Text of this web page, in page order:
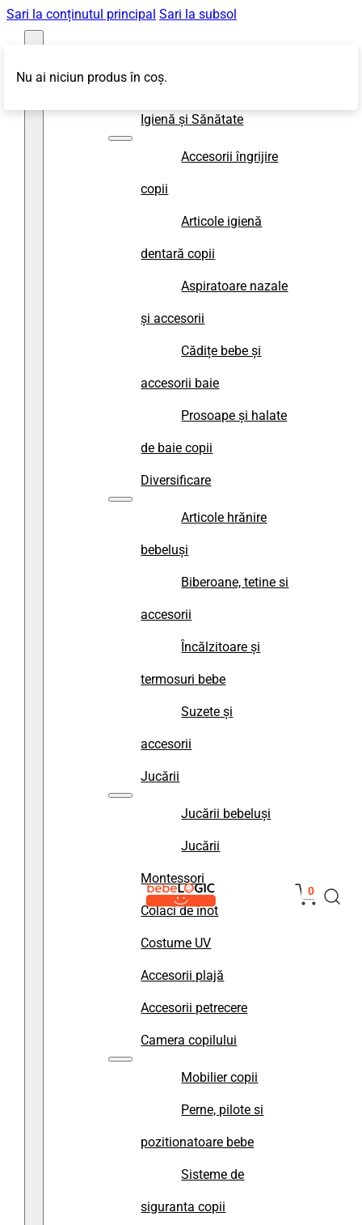
Sari la conținutul principal Sari la subsol
Igienă și Sănătate
Accesorii îngrijire
copii
Articole igienă
dentară copii
Aspiratoare nazale
și accesorii
Cădițe bebe și
accesorii baie
Prosoape și halate
de baie copii
Diversificare
Articole hrănire
bebeluși
Biberoane, tetine si
accesorii
Încălzitoare și
termosuri bebe
Suzete și
accesorii
Jucării
Jucării bebeluși
Jucării
Montessori
Colaci de înot
Costume UV
Accesorii plajă
Accesorii petrecere
Camera copilului
Mobilier copii
Perne, pilote si
pozitionatoare bebe
Sisteme de
siguranta copii
0
Nu ai niciun produs în coș.